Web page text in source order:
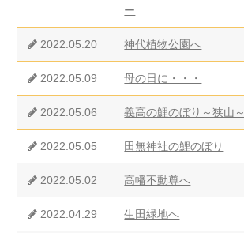
ー
2022.05.20 神代植物公園へ
2022.05.09 母の日に・・・
2022.05.06 義高の鯉のぼり～狭山～
2022.05.05 田無神社の鯉のぼり
2022.05.02 高幡不動尊へ
2022.04.29 生田緑地へ